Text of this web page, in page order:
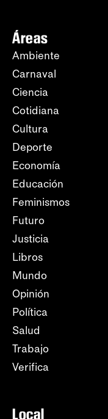
Áreas
Ambiente
Carnaval
Ciencia
Cotidiana
Cultura
Deporte
Economía
Educación
Feminismos
Futuro
Justicia
Libros
Mundo
Opinión
Política
Salud
Trabajo
Verifica
Local